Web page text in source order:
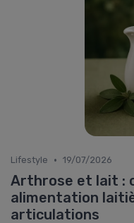
Lifestyle • 19/07/2026
Arthrose et lait :
alimentation
articulations